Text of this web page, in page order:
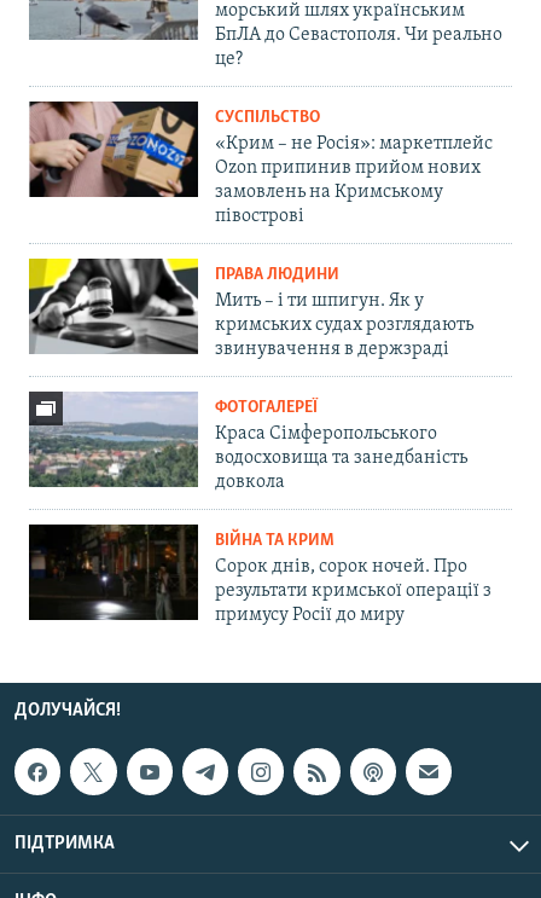
морський шлях українським
БпЛА до Севастополя. Чи реально
це?
СУСПІЛЬСТВО
«Крим – не Росія»: маркетплейс
Ozon припинив прийом нових
замовлень на Кримському
півострові
ПРАВА ЛЮДИНИ
Мить – і ти шпигун. Як у
кримських судах розглядають
звинувачення в держзраді
ФОТОГАЛЕРЕЇ
Краса Сімферопольського
водосховища та занедбаність
довкола
ВІЙНА ТА КРИМ
Сорок днів, сорок ночей. Про
результати кримської операції з
примусу Росії до миру
ДОЛУЧАЙСЯ!
ПІДТРИМКА